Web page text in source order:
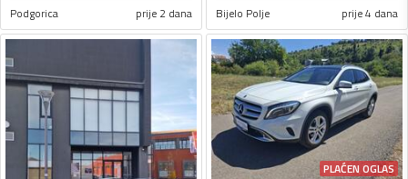
Podgorica prije 2 dana Bijelo Polje prije 4 dana
PLAĆEN OGLAS